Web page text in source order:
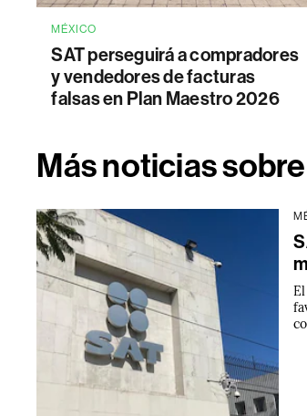
MÉXICO
SAT perseguirá a compradores
y vendedores de facturas
falsas en Plan Maestro 2026
Más noticias